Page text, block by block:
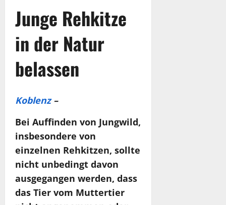
Junge Rehkitze
in der Natur
belassen
Koblenz–
Bei Auffinden von Jungwild,
insbesondere von
einzelnen Rehkitzen, sollte
nicht unbedingt davon
ausgegangen werden, dass
das Tier vom Muttertier